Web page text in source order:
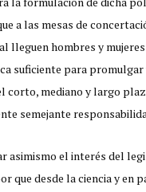
a las mesas de
lleguen hombres y
suficiente para
corto, mediano y largo
semejante
asimismo el interés del
que desde la ciencia y en